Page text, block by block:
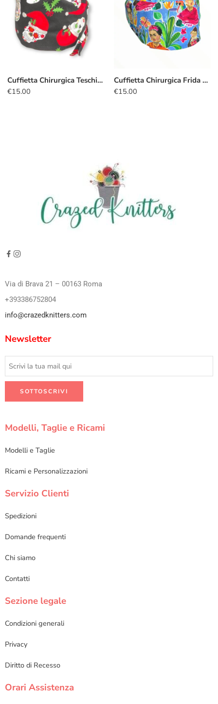
Cuffietta Chirurgica Teschi di zucchero natalizi
€15.00
Cuffietta Chirurgica Frida Khalo azzurro
€15.00
Via di Brava 21 – 00163 Roma
+393386752804
info@crazedknitters.com
Newsletter
Modelli, Taglie e Ricami
Modelli e Taglie
Ricami e Personalizzazioni
Servizio Clienti
Spedizioni
Domande frequenti
Chi siamo
Contatti
Sezione legale
Condizioni generali
Privacy
Diritto di Recesso
Orari Assistenza